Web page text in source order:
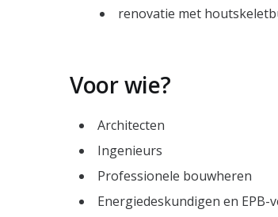
renovatie met
Voor wie?
Architecten
Ingenieurs
Professionele bouwheren
Energiedeskundigen en EPB-